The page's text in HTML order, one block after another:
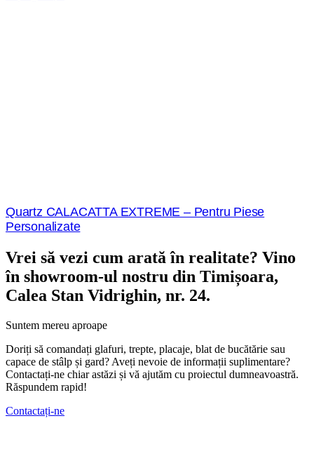
Quartz CALACATTA EXTREME – Pentru Piese
Personalizate
Vrei să vezi cum arată în realitate? Vino
în showroom-ul nostru din Timișoara,
Calea Stan Vidrighin, nr. 24.
Suntem mereu aproape
Doriți să comandați glafuri, trepte, placaje, blat de bucătărie sau
capace de stâlp și gard? Aveți nevoie de informații suplimentare?
Contactați-ne chiar astăzi și vă ajutăm cu proiectul dumneavoastră.
Răspundem rapid!
Contactați-ne